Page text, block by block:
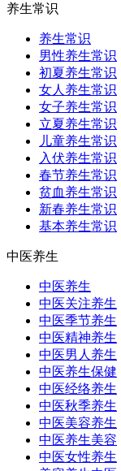
养生常识
养生常识
男性养生常识
初夏养生常识
女人养生常识
女子养生常识
立夏养生常识
儿童养生常识
入伏养生常识
春节养生常识
贫血养生常识
新春养生常识
基本养生常识
中医养生
中医养生
中医关注养生
中医季节养生
中医精神养生
中医男人养生
中医养生保健
中医经络养生
中医秋季养生
中医美容养生
中医养生美容
中医女性养生